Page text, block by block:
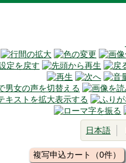
日本語
複写申込カート（0件）